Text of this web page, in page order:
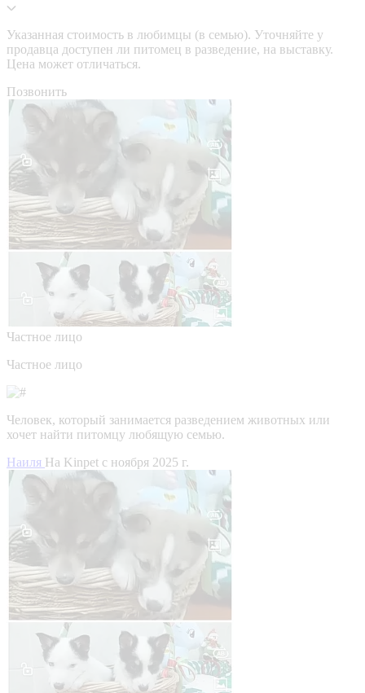
Указанная стоимость в любимцы (в семью). Уточняйте у
продавца доступен ли питомец в разведение, на выставку.
Цена может отличаться.
Позвонить
Частное лицо
Частное лицо
Человек, который занимается разведением животных или
хочет найти питомцу любящую семью.
Наиля На Kinpet c ноября 2025 г.